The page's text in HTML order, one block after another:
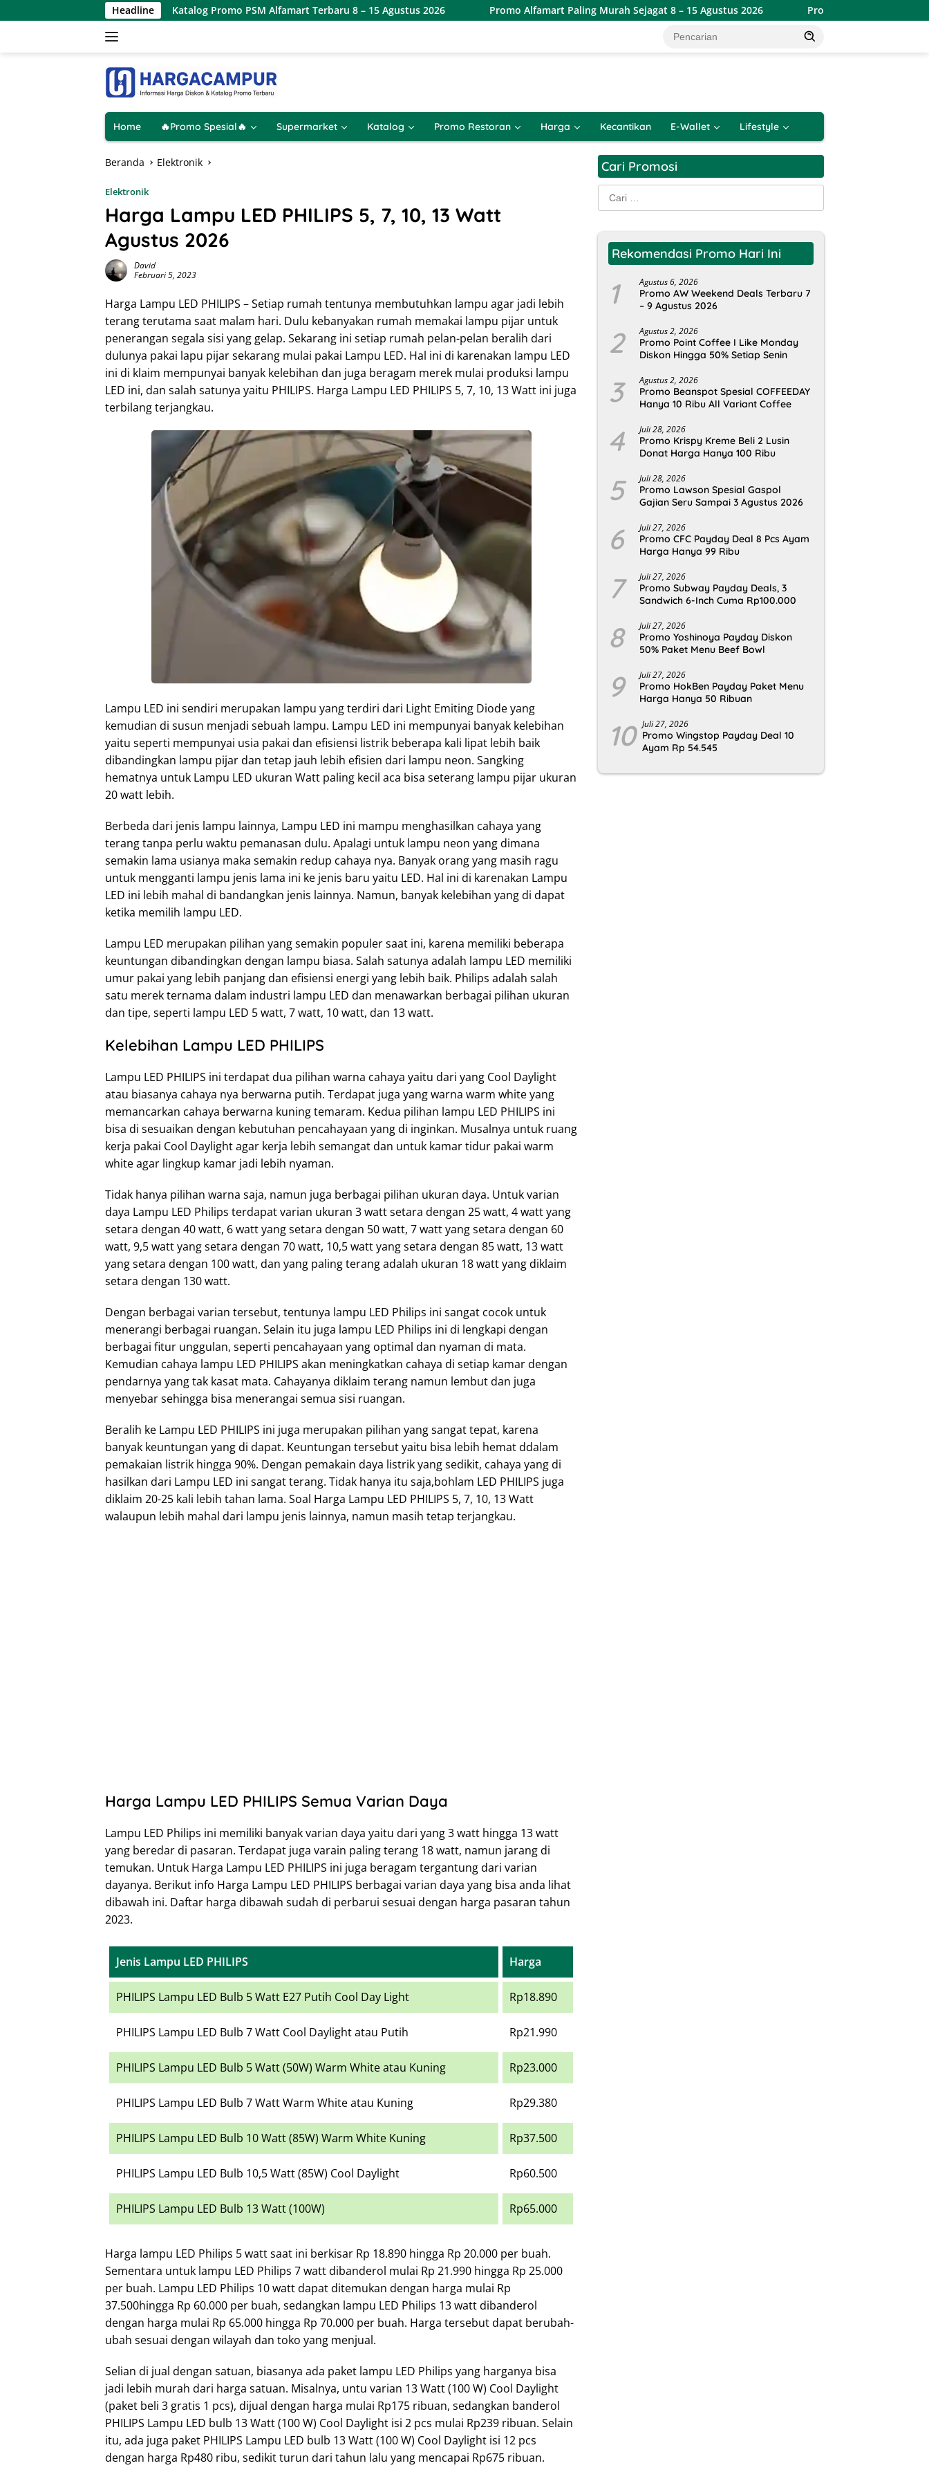
ke
Headline
Katalog Promo PSM Alfamart Terbaru 8 – 15 Agustus 2026 Promo Alfamart Paling Murah Sejagat 8 – 15 Agustus 2026 Promo Alfamart Double Date Spesial
Home 🔥Promo Spesial🔥 Supermarket Katalog Promo Restoran Harga Kecantikan E-Wallet Lifestyle
Beranda Elektronik
Elektronik
Harga Lampu LED PHILIPS 5, 7, 10, 13 Watt
Agustus 2026
David
Februari 5, 2023
Harga Lampu LED PHILIPS – Setiap rumah tentunya membutuhkan lampu agar jadi lebih
terang terutama saat malam hari. Dulu kebanyakan rumah memakai lampu pijar untuk
penerangan segala sisi yang gelap. Sekarang ini setiap rumah pelan-pelan beralih dari
dulunya pakai lapu pijar sekarang mulai pakai Lampu LED. Hal ini di karenakan lampu LED
ini di klaim mempunyai banyak kelebihan dan juga beragam merek mulai produksi lampu
LED ini, dan salah satunya yaitu PHILIPS. Harga Lampu LED PHILIPS 5, 7, 10, 13 Watt ini juga
terbilang terjangkau.
Lampu LED ini sendiri merupakan lampu yang terdiri dari Light Emiting Diode yang
kemudian di susun menjadi sebuah lampu. Lampu LED ini mempunyai banyak kelebihan
yaitu seperti mempunyai usia pakai dan efisiensi listrik beberapa kali lipat lebih baik
dibandingkan lampu pijar dan tetap jauh lebih efisien dari lampu neon. Sangking
hematnya untuk Lampu LED ukuran Watt paling kecil aca bisa seterang lampu pijar ukuran
20 watt lebih.
Berbeda dari jenis lampu lainnya, Lampu LED ini mampu menghasilkan cahaya yang
terang tanpa perlu waktu pemanasan dulu. Apalagi untuk lampu neon yang dimana
semakin lama usianya maka semakin redup cahaya nya. Banyak orang yang masih ragu
untuk mengganti lampu jenis lama ini ke jenis baru yaitu LED. Hal ini di karenakan Lampu
LED ini lebih mahal di bandangkan jenis lainnya. Namun, banyak kelebihan yang di dapat
ketika memilih lampu LED.
Lampu LED merupakan pilihan yang semakin populer saat ini, karena memiliki beberapa
keuntungan dibandingkan dengan lampu biasa. Salah satunya adalah lampu LED memiliki
umur pakai yang lebih panjang dan efisiensi energi yang lebih baik. Philips adalah salah
satu merek ternama dalam industri lampu LED dan menawarkan berbagai pilihan ukuran
dan tipe, seperti lampu LED 5 watt, 7 watt, 10 watt, dan 13 watt.
Kelebihan Lampu LED PHILIPS
Lampu LED PHILIPS ini terdapat dua pilihan warna cahaya yaitu dari yang Cool Daylight
atau biasanya cahaya nya berwarna putih. Terdapat juga yang warna warm white yang
memancarkan cahaya berwarna kuning temaram. Kedua pilihan lampu LED PHILIPS ini
bisa di sesuaikan dengan kebutuhan pencahayaan yang di inginkan. Musalnya untuk ruang
kerja pakai Cool Daylight agar kerja lebih semangat dan untuk kamar tidur pakai warm
white agar lingkup kamar jadi lebih nyaman.
Tidak hanya pilihan warna saja, namun juga berbagai pilihan ukuran daya. Untuk varian
daya Lampu LED Philips terdapat varian ukuran 3 watt setara dengan 25 watt, 4 watt yang
setara dengan 40 watt, 6 watt yang setara dengan 50 watt, 7 watt yang setara dengan 60
watt, 9,5 watt yang setara dengan 70 watt, 10,5 watt yang setara dengan 85 watt, 13 watt
yang setara dengan 100 watt, dan yang paling terang adalah ukuran 18 watt yang diklaim
setara dengan 130 watt.
Dengan berbagai varian tersebut, tentunya lampu LED Philips ini sangat cocok untuk
menerangi berbagai ruangan. Selain itu juga lampu LED Philips ini di lengkapi dengan
berbagai fitur unggulan, seperti pencahayaan yang optimal dan nyaman di mata.
Kemudian cahaya lampu LED PHILIPS akan meningkatkan cahaya di setiap kamar dengan
pendarnya yang tak kasat mata. Cahayanya diklaim terang namun lembut dan juga
menyebar sehingga bisa menerangai semua sisi ruangan.
Beralih ke Lampu LED PHILIPS ini juga merupakan pilihan yang sangat tepat, karena
banyak keuntungan yang di dapat. Keuntungan tersebut yaitu bisa lebih hemat ddalam
pemakaian listrik hingga 90%. Dengan pemakain daya listrik yang sedikit, cahaya yang di
hasilkan dari Lampu LED ini sangat terang. Tidak hanya itu saja,bohlam LED PHILIPS juga
diklaim 20-25 kali lebih tahan lama. Soal Harga Lampu LED PHILIPS 5, 7, 10, 13 Watt
walaupun lebih mahal dari lampu jenis lainnya, namun masih tetap terjangkau.
Harga Lampu LED PHILIPS Semua Varian Daya
Lampu LED Philips ini memiliki banyak varian daya yaitu dari yang 3 watt hingga 13 watt
yang beredar di pasaran. Terdapat juga varain paling terang 18 watt, namun jarang di
temukan. Untuk Harga Lampu LED PHILIPS ini juga beragam tergantung dari varian
dayanya. Berikut info Harga Lampu LED PHILIPS berbagai varian daya yang bisa anda lihat
dibawah ini. Daftar harga dibawah sudah di perbarui sesuai dengan harga pasaran tahun
2023.
Jenis Lampu LED PHILIPS Harga
PHILIPS Lampu LED Bulb 5 Watt E27 Putih Cool Day Light Rp18.890
PHILIPS Lampu LED Bulb 7 Watt Cool Daylight atau Putih Rp21.990
PHILIPS Lampu LED Bulb 5 Watt (50W) Warm White atau Kuning Rp23.000
PHILIPS Lampu LED Bulb 7 Watt Warm White atau Kuning Rp29.380
PHILIPS Lampu LED Bulb 10 Watt (85W) Warm White Kuning Rp37.500
PHILIPS Lampu LED Bulb 10,5 Watt (85W) Cool Daylight Rp60.500
PHILIPS Lampu LED Bulb 13 Watt (100W) Rp65.000
Harga lampu LED Philips 5 watt saat ini berkisar Rp 18.890 hingga Rp 20.000 per buah.
Sementara untuk lampu LED Philips 7 watt dibanderol mulai Rp 21.990 hingga Rp 25.000
per buah. Lampu LED Philips 10 watt dapat ditemukan dengan harga mulai Rp
37.500hingga Rp 60.000 per buah, sedangkan lampu LED Philips 13 watt dibanderol
dengan harga mulai Rp 65.000 hingga Rp 70.000 per buah. Harga tersebut dapat berubah-
ubah sesuai dengan wilayah dan toko yang menjual.
Selian di jual dengan satuan, biasanya ada paket lampu LED Philips yang harganya bisa
jadi lebih murah dari harga satuan. Misalnya, untu varian 13 Watt (100 W) Cool Daylight
(paket beli 3 gratis 1 pcs), dijual dengan harga mulai Rp175 ribuan, sedangkan banderol
PHILIPS Lampu LED bulb 13 Watt (100 W) Cool Daylight isi 2 pcs mulai Rp239 ribuan. Selain
itu, ada juga paket PHILIPS Lampu LED bulb 13 Watt (100 W) Cool Daylight isi 12 pcs
dengan harga Rp480 ribu, sedikit turun dari tahun lalu yang mencapai Rp675 ribuan.
Cari Promosi
Cari
untuk:
Rekomendasi Promo Hari Ini
1 Agustus 6, 2026
Promo AW Weekend Deals Terbaru 7
– 9 Agustus 2026
2 Agustus 2, 2026
Promo Point Coffee I Like Monday
Diskon Hingga 50% Setiap Senin
3 Agustus 2, 2026
Promo Beanspot Spesial COFFEEDAY
Hanya 10 Ribu All Variant Coffee
4 Juli 28, 2026
Promo Krispy Kreme Beli 2 Lusin
Donat Harga Hanya 100 Ribu
5 Juli 28, 2026
Promo Lawson Spesial Gaspol
Gajian Seru Sampai 3 Agustus 2026
6 Juli 27, 2026
Promo CFC Payday Deal 8 Pcs Ayam
Harga Hanya 99 Ribu
7 Juli 27, 2026
Promo Subway Payday Deals, 3
Sandwich 6-Inch Cuma Rp100.000
8 Juli 27, 2026
Promo Yoshinoya Payday Diskon
50% Paket Menu Beef Bowl
9 Juli 27, 2026
Promo HokBen Payday Paket Menu
Harga Hanya 50 Ribuan
10 Juli 27, 2026
Promo Wingstop Payday Deal 10
Ayam Rp 54.545